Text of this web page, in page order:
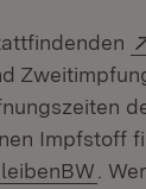
Impfstoff
.